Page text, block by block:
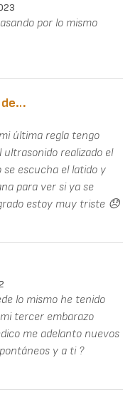
por lo mismo
de…
última regla tengo
realizado el
escucha el latido y
para ver si ya se
estoy muy triste 😞
lo mismo he tenido
tercer embarazo
me adelanto nuevos
y a ti ?